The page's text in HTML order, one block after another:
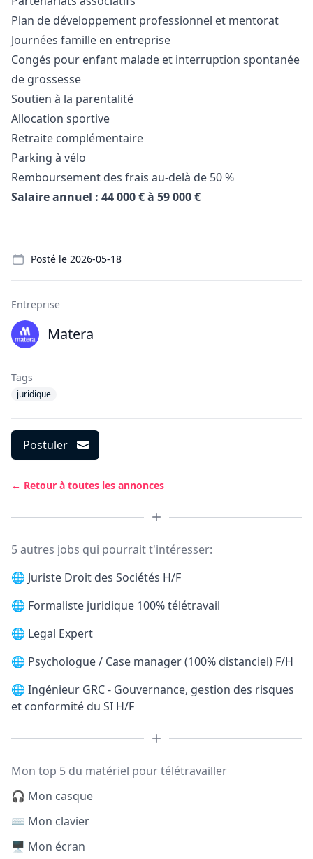
Plan de développement professionnel et mentorat
Journées famille en entreprise
Congés pour enfant malade et interruption spontanée
de grossesse
Soutien à la parentalité
Allocation sportive
Retraite complémentaire
Parking à vélo
Remboursement des frais au-delà de 50 %
Salaire annuel : 44 000 € à 59 000 €
Posté le 2026-05-18
Entreprise
Matera
Tags
juridique
Postuler
← Retour à toutes les annonces
5 autres jobs qui pourrait t'intéresser:
🌐 Juriste Droit des Sociétés H/F
🌐 Formaliste juridique 100% télétravail
🌐 Legal Expert
🌐 Psychologue / Case manager (100% distanciel) F/H
🌐 Ingénieur GRC - Gouvernance, gestion des risques
et conformité du SI H/F
Mon top 5 du matériel pour télétravailler
🎧 Mon casque
⌨️ Mon clavier
🖥️ Mon écran